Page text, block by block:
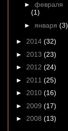
► февраля
(1)
► января (3)
► 2014 (32)
► 2013 (23)
► 2012 (24)
► 2011 (25)
► 2010 (16)
► 2009 (17)
► 2008 (13)